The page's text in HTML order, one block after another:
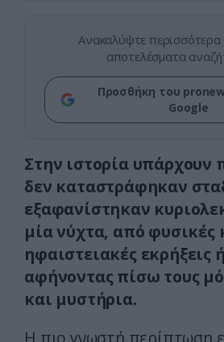
Ανακαλύψτε
αποτελέσματα
Προσθήκη του
Google
Στην ιστορία υπάρχουν
δεν καταστράφηκαν
εξαφανίστηκαν
μία νύχτα, από φυσικές
ηφαιστειακές εκρήξεις
αφήνοντας πίσω τους
και μυστήρια.
Η πιο γνωστή περίπτωση